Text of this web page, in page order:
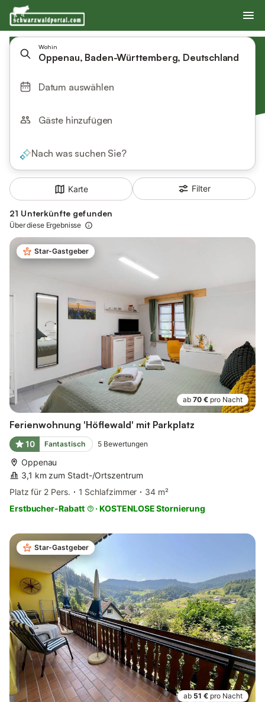
Wohin
Oppenau, Baden-Württemberg, Deutschland
Datum auswählen
Gäste hinzufügen
Nach was suchen Sie?
Karte Filter
21 Unterkünfte gefunden
Über diese Ergebnisse
Star-Gastgeber
ab 70 € pro Nacht
Ferienwohnung 'Höflewald' mit Parkplatz
10 Fantastisch 5 Bewertungen
Oppenau
3,1 km zum Stadt-/Ortszentrum
Platz für 2 Pers.
1 Schlafzimmer
34 m²
Erstbucher-Rabatt
·KOSTENLOSE Stornierung
Star-Gastgeber
ab 51 € pro Nacht